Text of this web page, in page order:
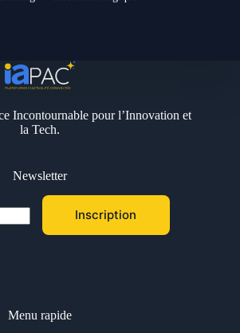
Incontournable pour l’Innovation et
la Tech.
Newsletter
Inscription
Menu rapide